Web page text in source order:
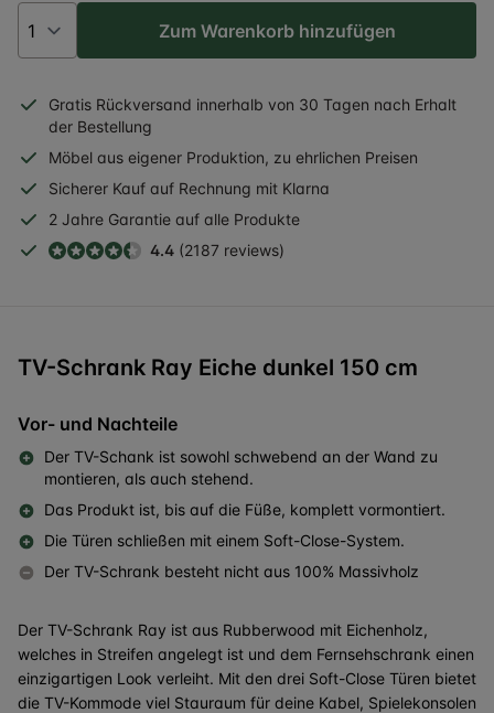
Zum Warenkorb hinzufügen
Gratis Rückversand innerhalb von 30 Tagen nach Erhalt
der Bestellung
Möbel aus eigener Produktion, zu ehrlichen Preisen
Sicherer Kauf auf Rechnung mit Klarna
2 Jahre Garantie auf alle Produkte
4.4 (2187 reviews)
TV-Schrank Ray Eiche dunkel 150 cm
Vor- und Nachteile
Der TV-Schank ist sowohl schwebend an der Wand zu
montieren, als auch stehend.
Das Produkt ist, bis auf die Füße, komplett vormontiert.
Die Türen schließen mit einem Soft-Close-System.
Der TV-Schrank besteht nicht aus 100% Massivholz
Der TV-Schrank Ray ist aus Rubberwood mit Eichenholz,
welches in Streifen angelegt ist und dem Fernsehschrank einen
einzigartigen Look verleiht. Mit den drei Soft-Close Türen bietet
die TV-Kommode viel Stauraum für deine Kabel, Spielekonsolen